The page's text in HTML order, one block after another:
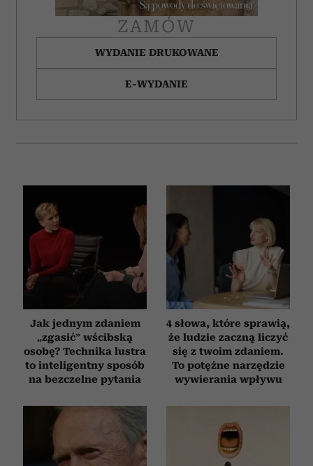
ZAMÓW
WYDANIE DRUKOWANE
E-WYDANIE
Jak jednym zdaniem
„zgasić” wścibską
osobę? Technika lustra
to inteligentny sposób
na bezczelne pytania
4 słowa, które sprawią,
że ludzie zaczną liczyć
się z twoim zdaniem.
To potężne narzędzie
wywierania wpływu